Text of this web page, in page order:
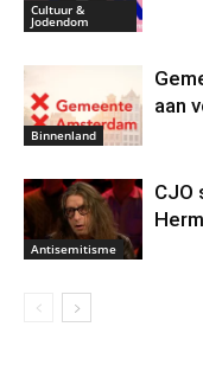
Cultuur &
Jodendom
Binnenland
aan
Antisemitisme
CJO